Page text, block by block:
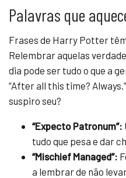
Palavras que
Frases de Harry Potter
Relembrar aquelas
dia pode ser tudo o que a
“After all this time?
suspiro seu?
“Expecto Patronum”:
tudo que pesa e dar
“Mischief Managed”:
a lembrar de não